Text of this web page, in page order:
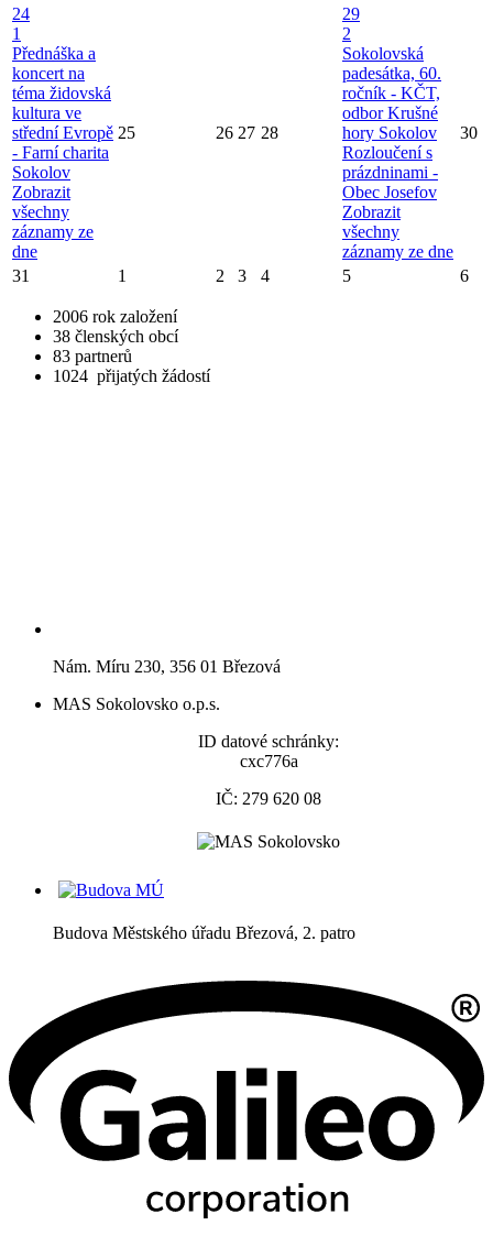
24
1
Přednáška a
koncert na
téma židovská
kultura ve
střední Evropě
- Farní charita
Sokolov
Zobrazit
všechny
záznamy ze
dne
25 26 27 28
29
2
Sokolovská
padesátka, 60.
ročník - KČT,
odbor Krušné
hory Sokolov
Rozloučení s
prázdninami -
Obec Josefov
Zobrazit
všechny
záznamy ze dne
30
31 1 2 3 4 5 6
2006 rok založení
38 členských obcí
83 partnerů
1024 přijatých žádostí
Nám. Míru 230, 356 01 Březová
MAS Sokolovsko o.p.s.
ID datové schránky:
cxc776a
IČ: 279 620 08
Budova Městského úřadu Březová, 2. patro